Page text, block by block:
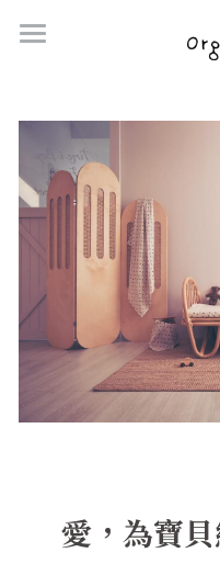
Why Organic
Certified
Designer
1% For Kids
愛，為寶